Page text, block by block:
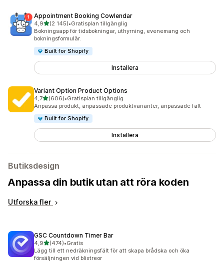
Appointment Booking Cowlendar
4,9av 5 stjärnor
(2 145)
2145 recensioner totalt
•Gratisplan tillgänglig
Bokningsapp för tidsbokningar, uthyrning, evenemang och
bokningsformulär.
Built for Shopify
Installera
Variant Option Product Options
4,7av 5 stjärnor
(606)
606 recensioner totalt
•Gratisplan tillgänglig
Anpassa produkt, anpassade produktvarianter, anpassade fält
Built for Shopify
Installera
Butiksdesign
Anpassa din butik utan att röra koden
Utforska fler
GSC Countdown Timer Bar
4,9av 5 stjärnor
(474)
474 recensioner totalt
•Gratis
Lägg till ett nedräkningsfält för att skapa brådska och öka
försäljningen vid blixtreor